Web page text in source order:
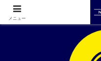
寝る前
メニュー